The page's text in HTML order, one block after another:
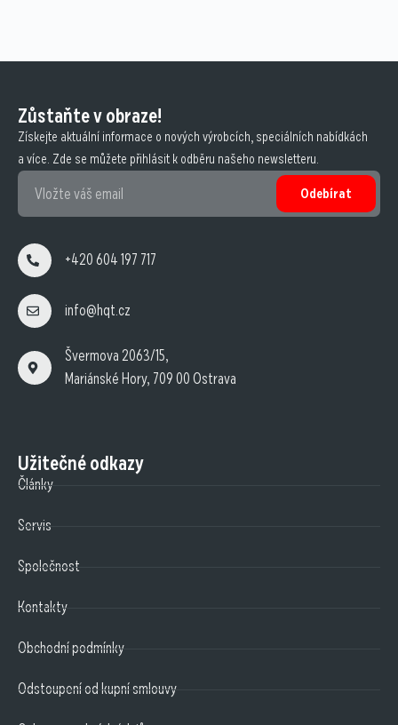
Zůstaňte v obraze!
Získejte aktuální informace o nových výrobcích, speciálních nabídkách
a více. Zde se můžete přihlásit k odběru našeho newsletteru.
Odebírat
+420 604 197 717
info@hqt.cz
Švermova 2063/15,
Mariánské Hory, 709 00 Ostrava
Užitečné odkazy
Články
Servis
Společnost
Kontakty
Obchodní podmínky
Odstoupení od kupní smlouvy